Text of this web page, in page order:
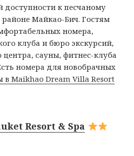
доступности к песчаному
Майкао-Бич. Гостям
номера,
клуба и бюро экскурсий,
центра, сауны, фитнес-клуба
номера для новобрачных
в Maikhao Dream Villa Resort
Resort & Spa